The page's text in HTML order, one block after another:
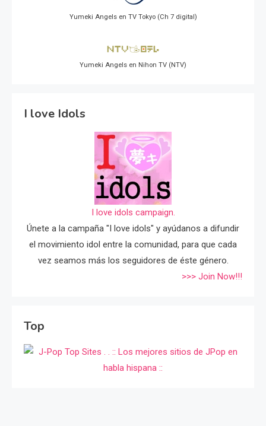
Yumeki Angels en TV Tokyo (Ch 7 digital)
Yumeki Angels en Nihon TV (NTV)
I love Idols
I love idols campaign.
Únete a la campaña "I love idols" y ayúdanos a difundir
el movimiento idol entre la comunidad, para que cada
vez seamos más los seguidores de éste género.
>>> Join Now!!!
Top